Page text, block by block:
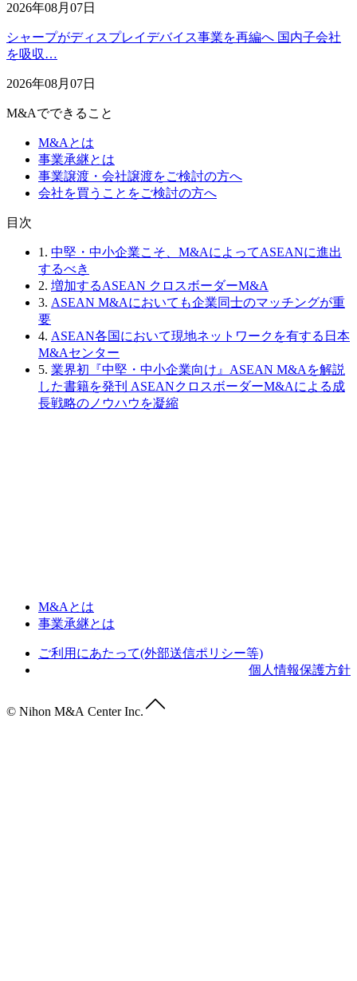
2026年08月07日
シャープがディスプレイデバイス事業を再編へ 国内子会社
を吸収…
2026年08月07日
M&Aでできること
M&Aとは
事業承継とは
事業譲渡・会社譲渡をご検討の方へ
会社を買うことをご検討の方へ
⽬次
1. 中堅・中小企業こそ、M&AによってASEANに進出
するべき
2. 増加するASEAN クロスボーダーM&A
3. ASEAN M&Aにおいても企業同士のマッチングが重
要
4. ASEAN各国において現地ネットワークを有する日本
M&Aセンター
5. 業界初『中堅・中小企業向け』ASEAN M&Aを解説
した書籍を発刊 ASEANクロスボーダーM&Aによる成
長戦略のノウハウを凝縮
M&Aとは
事業承継とは
ご利用にあたって(外部送信ポリシー等)
個人情報保護方針
© Nihon M&A Center Inc.